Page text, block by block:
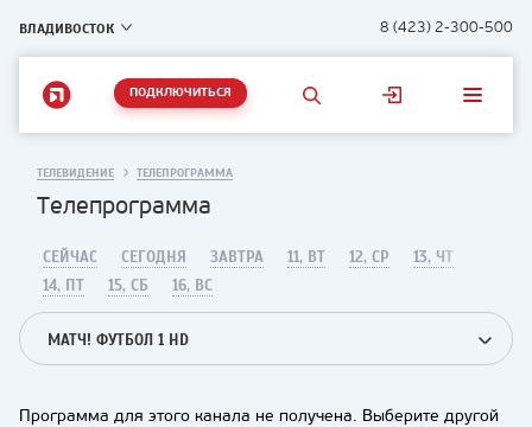
ВЛАДИВОСТОК 8 (423) 2-300-500
ПОДКЛЮЧИТЬСЯ
ТЕЛЕВИДЕНИЕ ТЕЛЕПРОГРАММА
Телепрограмма
СЕЙЧАС СЕГОДНЯ ЗАВТРА 11, ВТ 12, СР
13, ЧТ
14, ПТ
15, СБ 16, ВС
МАТЧ! ФУТБОЛ 1 HD
Программа для этого канала не получена. Выберите другой